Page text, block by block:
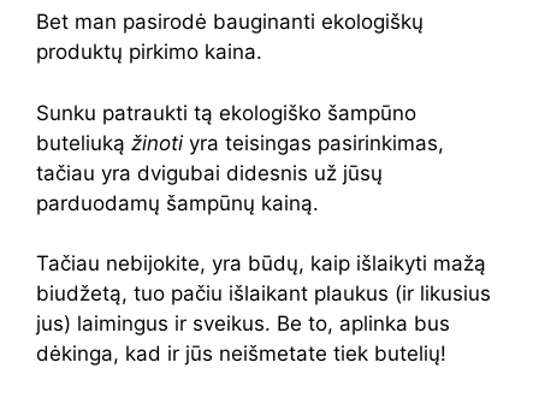
Bet man pasirodė bauginanti ekologiškų
produktų pirkimo kaina.
Sunku patraukti tą ekologiško šampūno
buteliuką žinoti yra teisingas pasirinkimas,
tačiau yra dvigubai didesnis už jūsų
parduodamų šampūnų kainą.
Tačiau nebijokite, yra būdų, kaip išlaikyti mažą
biudžetą, tuo pačiu išlaikant plaukus (ir likusius
jus) laimingus ir sveikus. Be to, aplinka bus
dėkinga, kad ir jūs neišmetate tiek butelių!